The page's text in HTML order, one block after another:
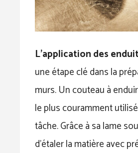
L’application des
une étape clé dans la
murs. Un couteau à
le plus couramment
tâche. Grâce à sa lame
d’étaler la matière avec